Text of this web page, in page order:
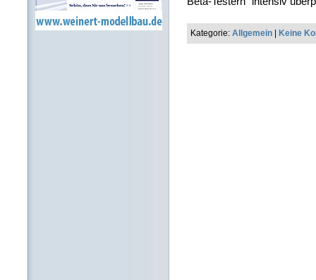
Kategorie: Allgemein Keine